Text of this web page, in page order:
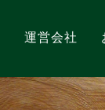
運営会社